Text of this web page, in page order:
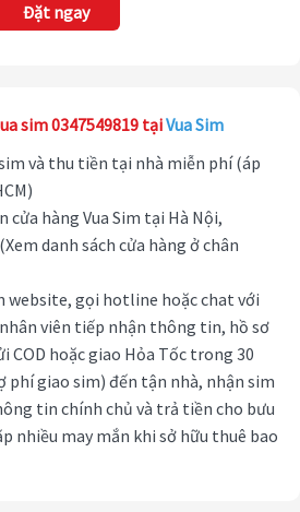
Đặt ngay
sim 0347549819 tạiVua Sim
và thu tiền tại nhà miễn phí (áp
cửa hàng Vua Sim tại Hà Nội,
danh sách cửa hàng ở chân
website, gọi hotline hoặc chat với
nhân viên tiếp nhận thông tin, hồ sơ
COD hoặc giao Hỏa Tốc trong 30
giao sim) đến tận nhà, nhận sim
tin chính chủ và trả tiền cho bưu
nhiều may mắn khi sở hữu thuê bao